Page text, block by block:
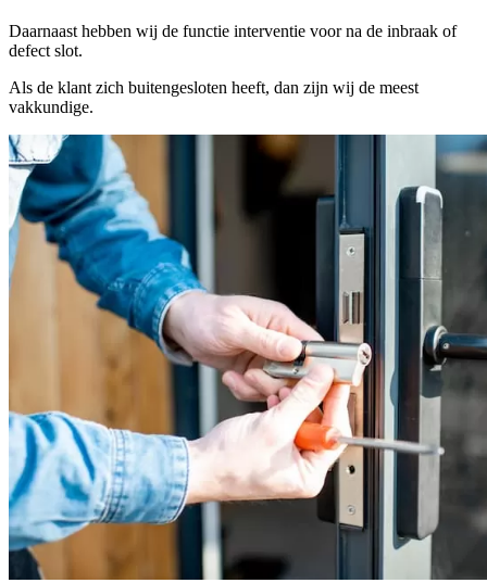
Daarnaast hebben wij de functie interventie voor na de inbraak of
defect slot.
Als de klant zich buitengesloten heeft, dan zijn wij de meest
vakkundige.